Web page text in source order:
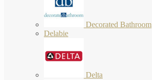
Decorated Bathroom
Delabie
Delta